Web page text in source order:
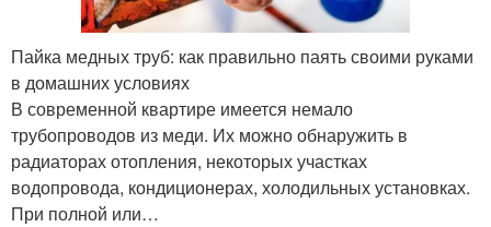
Пайка медных труб: как правильно паять своими руками
в домашних условиях
В современной квартире имеется немало
трубопроводов из меди. Их можно обнаружить в
радиаторах отопления, некоторых участках
водопровода, кондиционерах, холодильных установках.
При полной или…